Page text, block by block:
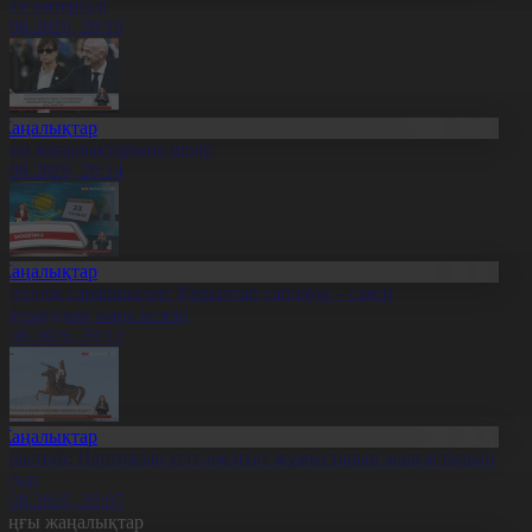
көтерілді
20:19
жаңалықтарына шолу
20:14
сарапшылар: Құрылтай сайлауы – саяси
жаңа кезеңі
20:12
Партиялар үгіт-насихат жұмыстарын жалғастырып
20:05
жаңалықтар